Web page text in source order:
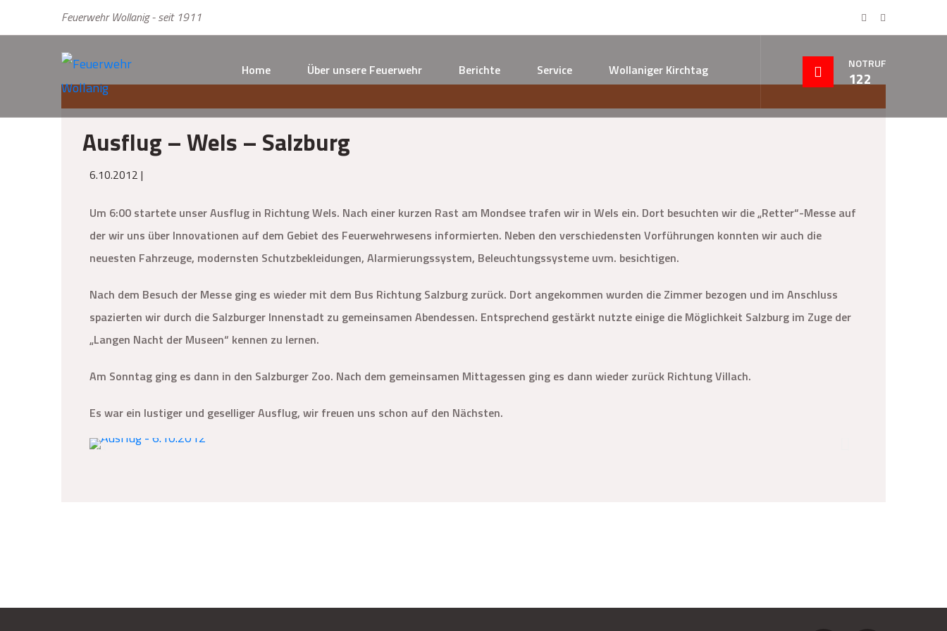
Feuerwehr Wollanig - seit 1911
Home Über unsere Feuerwehr Berichte Service Wollaniger Kirchtag NOTRUF
122
Ausflug – Wels – Salzburg
6.10.2012 |
Um 6:00 startete unser Ausflug in Richtung Wels. Nach einer kurzen Rast am Mondsee trafen wir in Wels ein. Dort besuchten wir die „Retter“-Messe auf
der wir uns über Innovationen auf dem Gebiet des Feuerwehrwesens informierten. Neben den verschiedensten Vorführungen konnten wir auch die
neuesten Fahrzeuge, modernsten Schutzbekleidungen, Alarmierungssystem, Beleuchtungssysteme uvm. besichtigen.
Nach dem Besuch der Messe ging es wieder mit dem Bus Richtung Salzburg zurück. Dort angekommen wurden die Zimmer bezogen und im Anschluss
spazierten wir durch die Salzburger Innenstadt zu gemeinsamen Abendessen. Entsprechend gestärkt nutzte einige die Möglichkeit Salzburg im Zuge der
„Langen Nacht der Museen“ kennen zu lernen.
Am Sonntag ging es dann in den Salzburger Zoo. Nach dem gemeinsamen Mittagessen ging es dann wieder zurück Richtung Villach.
Es war ein lustiger und geselliger Ausflug, wir freuen uns schon auf den Nächsten.